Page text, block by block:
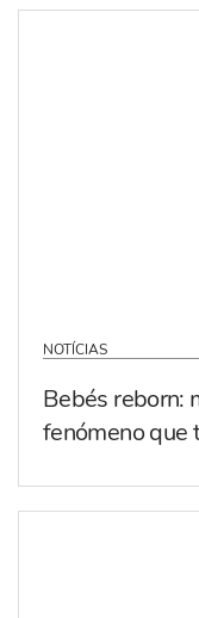
NOTÍCIAS
Bebés reborn:
fenómeno que